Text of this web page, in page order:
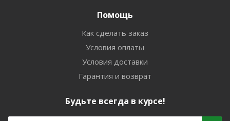
Помощь
Как сделать заказ
Условия оплаты
Условия доставки
Гарантия и возврат
Будьте всегда в курсе!